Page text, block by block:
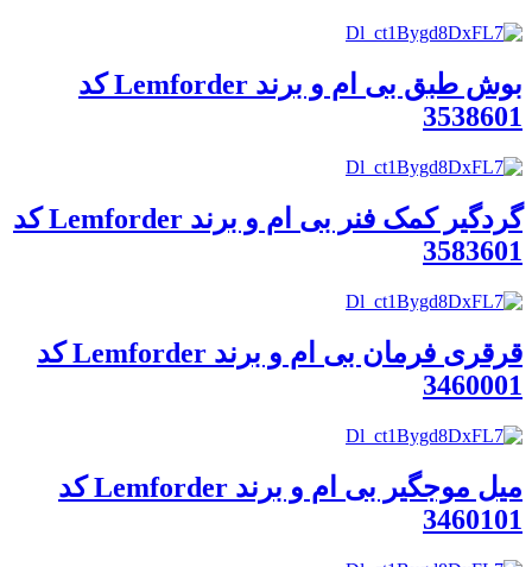
بوش طبق بی ام و برند Lemforder کد
3538601
گردگیر کمک فنر بی ام و برند Lemforder کد
3583601
قرقری فرمان بی ام و برند Lemforder کد
3460001
میل موجگیر بی ام و برند Lemforder کد
3460101